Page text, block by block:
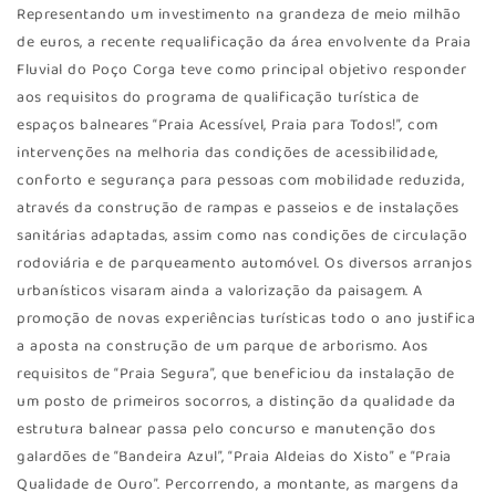
Representando um investimento na grandeza de meio milhão
de euros, a recente requalificação da área envolvente da Praia
Fluvial do Poço Corga teve como principal objetivo responder
aos requisitos do programa de qualificação turística de
espaços balneares “Praia Acessível, Praia para Todos!”, com
intervenções na melhoria das condições de acessibilidade,
conforto e segurança para pessoas com mobilidade reduzida,
através da construção de rampas e passeios e de instalações
sanitárias adaptadas, assim como nas condições de circulação
rodoviária e de parqueamento automóvel. Os diversos arranjos
urbanísticos visaram ainda a valorização da paisagem. A
promoção de novas experiências turísticas todo o ano justifica
a aposta na construção de um parque de arborismo. Aos
requisitos de “Praia Segura”, que beneficiou da instalação de
um posto de primeiros socorros, a distinção da qualidade da
estrutura balnear passa pelo concurso e manutenção dos
galardões de “Bandeira Azul”, “Praia Aldeias do Xisto” e “Praia
Qualidade de Ouro”. Percorrendo, a montante, as margens da